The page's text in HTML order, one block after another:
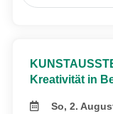
Kreativität in
So, 2.